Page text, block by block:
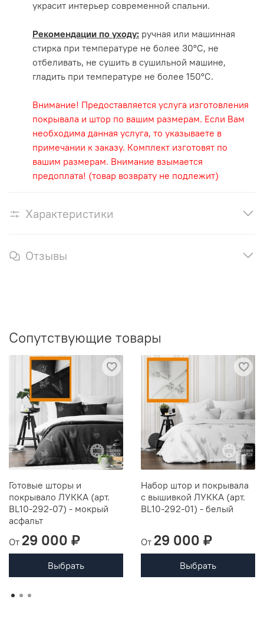
украсит интерьер современной спальни.
Рекомендации по уходу: ручная или машинная
стирка при температуре не более 30°С, не
отбеливать, не сушить в сушильной машине,
гладить при температуре не более 150°С.
Внимание! Предоставляется услуга изготовления
покрывала и штор по вашим размерам. Если Вам
необходима данная услуга, то указываете в
примечании к заказу. Комплект изготовят по
вашим размерам. Внимание взымается
предоплата! (товар возврату не подлежит)
Характеристики
Отзывы
Сопутствующие товары
Готовые шторы и
покрывало ЛУККА (арт.
BL10-292-07) - мокрый
асфальт
От 29 000 ₽
Выбрать
Набор штор и покрывала
с вышивкой ЛУККА (арт.
BL10-292-01) - белый
От 29 000 ₽
Выбрать